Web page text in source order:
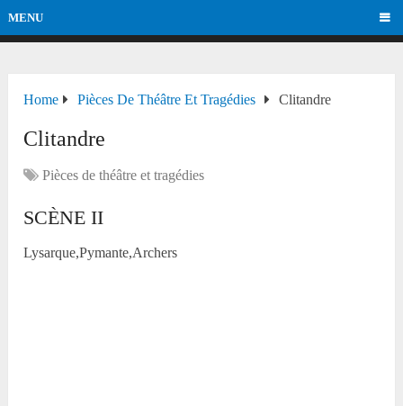
MENU
Home Pièces De Théâtre Et Tragédies Clitandre
Clitandre
Pièces de théâtre et tragédies
SCÈNE II
Lysarque,Pymante,Archers